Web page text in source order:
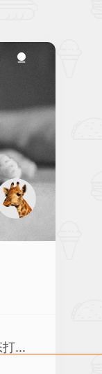
「WordPress」实现Blog网址栏动态打字效果